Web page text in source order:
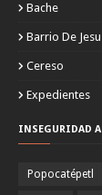
Bache
Barrio De
Cereso
Expedientes
INSEGURIDAD
Popocatépetl